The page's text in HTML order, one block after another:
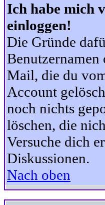
Ich habe mich
einloggen!
Die Gründe
Benutzernamen
Mail, die du
Account
noch nichts
löschen, die
Versuche dich
Diskussionen.
Nach oben